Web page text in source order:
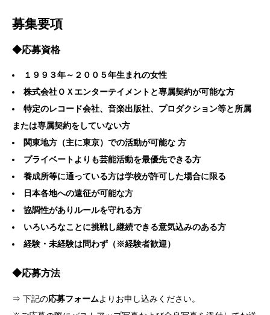
募集要項
◆応募資格
１９９３年～２００５年生まれの女性
株式会社ＯＸエンターテイメントと専属契約が可能な方
特定のレコード会社、音楽出版社、プロダクション等と所属
または専属契約をしていない方
関東地方（主に東京）での活動が可能な 方
プライベートよりも芸能活動を最優先できる方
養成所等に通っている方は学校が許可した場合に限る
日本各地への遠征が可能な方
協調性がありルールを守れる方
いろいろなことに挑戦し継続できる意気込みのある方
経験・未経験は問わず（※経験者歓迎）
◆応募方法
⇒ 下記の応募フォームよりお申し込みください。